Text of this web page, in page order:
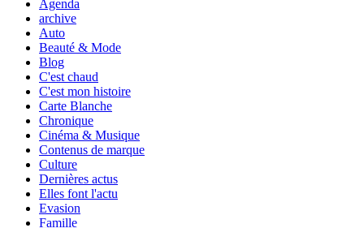
Agenda
archive
Auto
Beauté & Mode
Blog
C'est chaud
C'est mon histoire
Carte Blanche
Chronique
Cinéma & Musique
Contenus de marque
Culture
Dernières actus
Elles font l'actu
Evasion
Famille